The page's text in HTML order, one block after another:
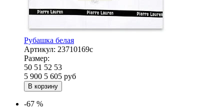
Рубашка белая
Артикул: 23710169с
Размер:
50 51 52 53
5 900 5 605 руб
В корзину
-67 %